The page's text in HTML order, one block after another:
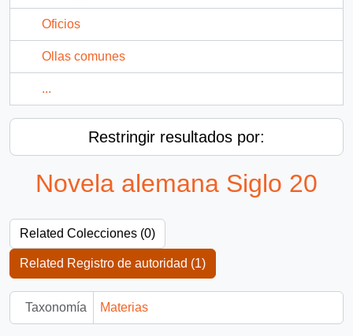
Oficios
Ollas comunes
...
Restringir resultados por:
Novela alemana Siglo 20
Related Colecciones (0)
Related Registro de autoridad (1)
Taxonomía Materias